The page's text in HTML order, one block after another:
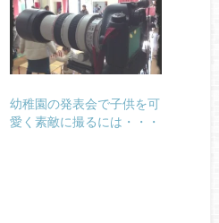
幼稚園の発表会で子供を可
愛く素敵に撮るには・・・